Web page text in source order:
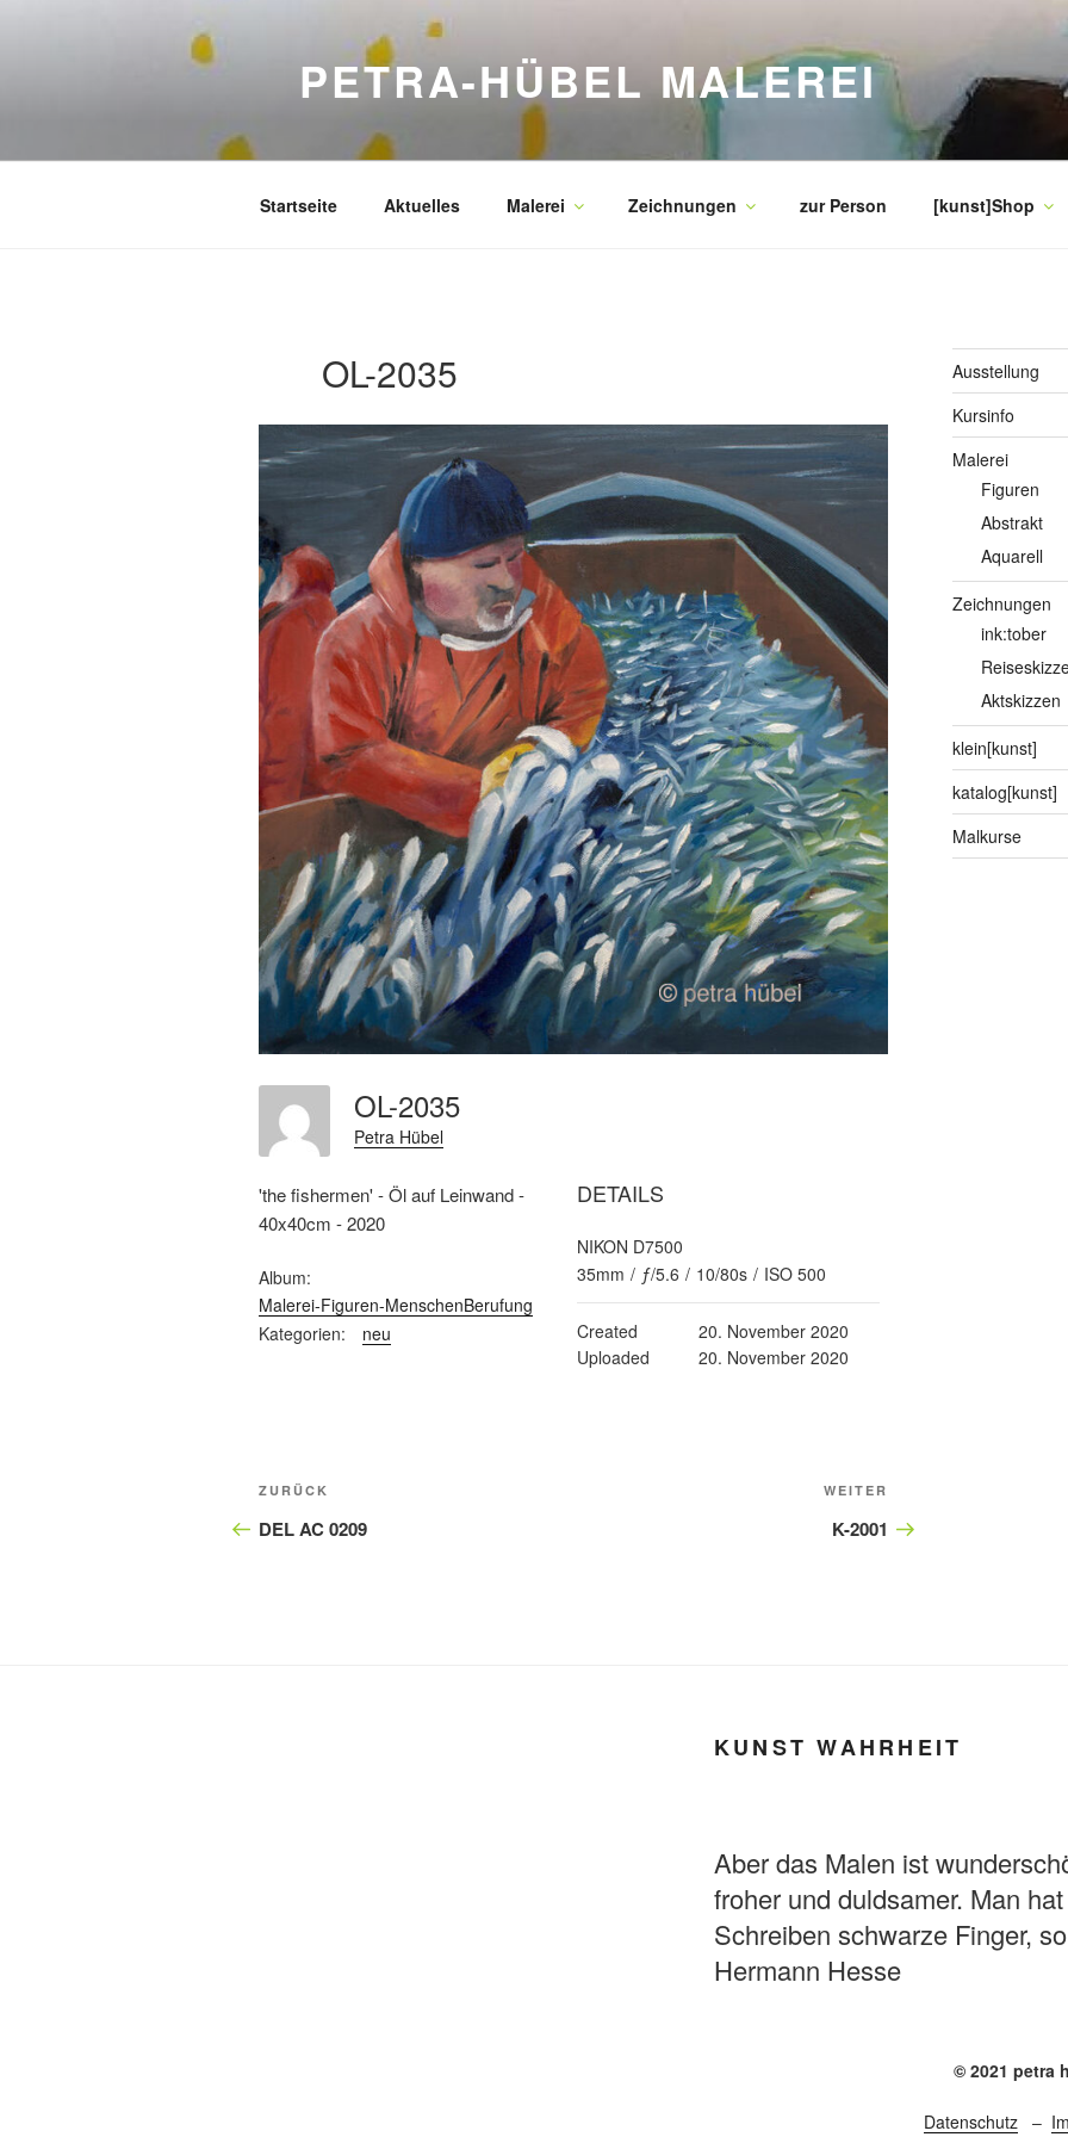
PETRA-HÜBEL MALEREI
Startseite Aktuelles Malerei Zeichnungen zur Person [kunst]Shop
OL-2035
OL-2035
Petra Hübel
'the fishermen' - Öl auf Leinwand -
40x40cm - 2020
Album:
Malerei-Figuren-MenschenBerufung
Kategorien:
neu
DETAILS
NIKON D7500
35mm / ƒ/5.6 / 10/80s / ISO 500
Created
20. November 2020
Uploaded
20. November 2020
Beitragsnavigation
Vorheriger
Beitrag
ZURÜCK
DEL AC 0209
Beitrag
WEITER
K-2001
Ausstellung
Kursinfo
Malerei
Figuren
Abstrakt
Aquarell
Zeichnungen
ink:tober
Aktskizzen
klein[kunst]
katalog[kunst]
Malkurse
KUNST WAHRHEIT
Aber das Malen ist
froher und duldsamer. Man
Schreiben schwarze Finger,
Hermann Hesse
© 2021 petra
Datenschutz –